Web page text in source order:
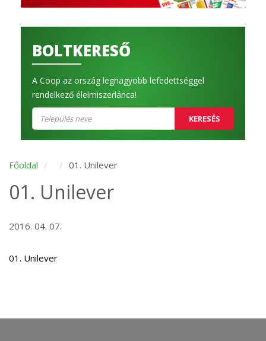
BOLTKERESŐ
A Coop az ország legnagyobb lefedettséggel
rendelkező élelmiszerlánca!
KERESÉS
Főoldal 01. Unilever
01. Unilever
2016. 04. 07.
01. Unilever